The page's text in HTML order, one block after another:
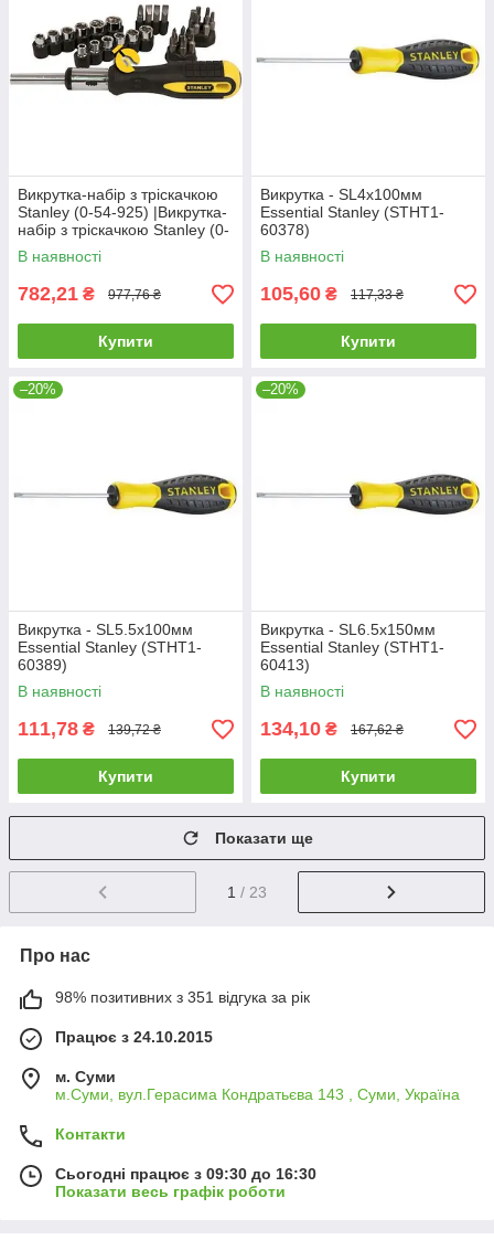
Викрутка-набір з тріскачкою
Stanley (0-54-925) |Викрутка-
набір з тріскачкою Stanley (0-
54-925)
В наявності
782,21 ₴ 977,76 ₴
Купити
Викрутка - SL4х100мм
Essential Stanley (STHT1-
60378)
В наявності
105,60 ₴ 117,33 ₴
Купити
–20%
Викрутка - SL5.5х100мм
Essential Stanley (STHT1-
60389)
В наявності
111,78 ₴ 139,72 ₴
Купити
–20%
Викрутка - SL6.5х150мм
Essential Stanley (STHT1-
60413)
В наявності
134,10 ₴ 167,62 ₴
Купити
Показати ще
1 / 23
Про нас
98% позитивних з 351 відгука за рік
Працює з 24.10.2015
м. Суми
м.Суми, вул.Герасима Кондратьєва 143 , Суми, Україна
Контакти
Сьогодні працює з 09:30 до 16:30
Показати весь графік роботи